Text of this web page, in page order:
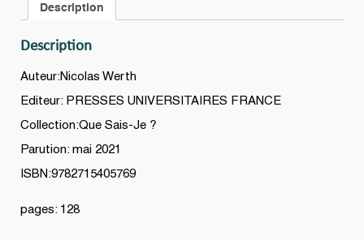
1953-
1991
quantity
Description
Description
Auteur:Nicolas Werth
Editeur: PRESSES UNIVERSITAIRES FRANCE
Collection:Que Sais-Je ?
Parution: mai 2021
ISBN:9782715405769
pages: 128